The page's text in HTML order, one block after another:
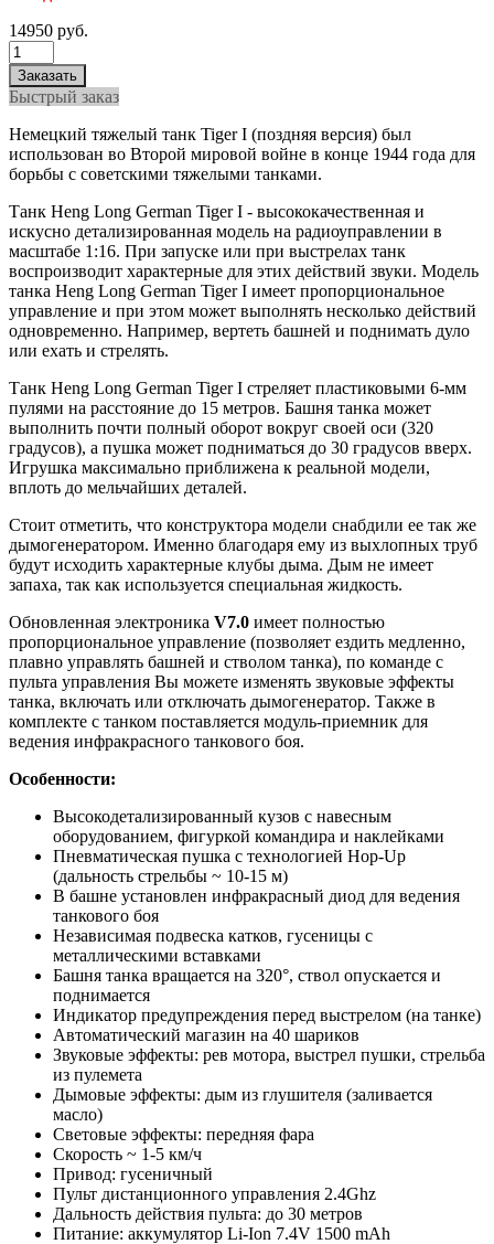
14950 руб.
Быстрый заказ
Немецкий тяжелый танк Tiger I (поздняя версия) был
использован во Второй мировой войне в конце 1944 года для
борьбы с советскими тяжелыми танками.
Танк Heng Long German Tiger I - высококачественная и
искусно детализированная модель на радиоуправлении в
масштабе 1:16. При запуске или при выстрелах танк
воспроизводит характерные для этих действий звуки. Модель
танка Heng Long German Tiger I имеет пропорциональное
управление и при этом может выполнять несколько действий
одновременно. Например, вертеть башней и поднимать дуло
или ехать и стрелять.
Танк Heng Long German Tiger I стреляет пластиковыми 6-мм
пулями на расстояние до 15 метров. Башня танка может
выполнить почти полный оборот вокруг своей оси (320
градусов), а пушка может подниматься до 30 градусов вверх.
Игрушка максимально приближена к реальной модели,
вплоть до мельчайших деталей.
Стоит отметить, что конструктора модели снабдили ее так же
дымогенератором. Именно благодаря ему из выхлопных труб
будут исходить характерные клубы дыма. Дым не имеет
запаха, так как используется специальная жидкость.
Обновленная электроника V7.0 имеет полностью
пропорциональное управление (позволяет ездить медленно,
плавно управлять башней и стволом танка), по команде с
пульта управления Вы можете изменять звуковые эффекты
танка, включать или отключать дымогенератор. Также в
комплекте с танком поставляется модуль-приемник для
ведения инфракрасного танкового боя.
Особенности:
Высокодетализированный кузов с навесным
оборудованием, фигуркой командира и наклейками
Пневматическая пушка с технологией Hop-Up
(дальность стрельбы ~ 10-15 м)
В башне установлен инфракрасный диод для ведения
танкового боя
Независимая подвеска катков, гусеницы с
металлическими вставками
Башня танка вращается на 320°, ствол опускается и
поднимается
Индикатор предупреждения перед выстрелом (на танке)
Автоматический магазин на 40 шариков
Звуковые эффекты: рев мотора, выстрел пушки, стрельба
из пулемета
Дымовые эффекты: дым из глушителя (заливается
масло)
Световые эффекты: передняя фара
Скорость ~ 1-5 км/ч
Привод: гусеничный
Пульт дистанционного управления 2.4Ghz
Дальность действия пульта: до 30 метров
Питание: аккумулятор Li-Ion 7.4V 1500 mAh